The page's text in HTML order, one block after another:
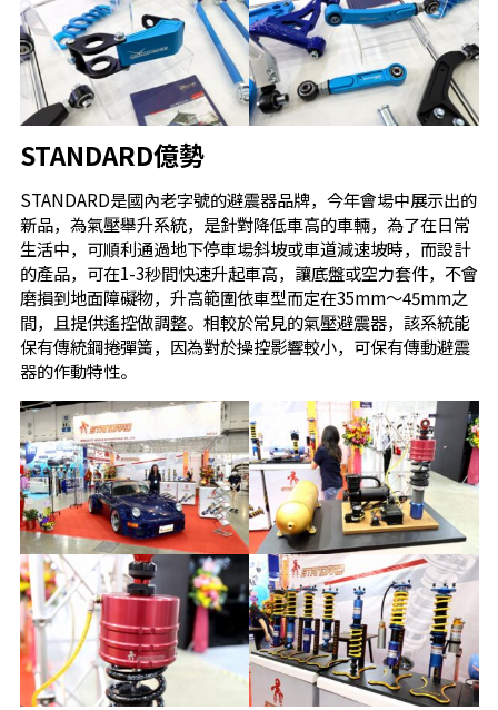
STANDARD億勢
STANDARD是國內老字號的避震器品牌，今年會場中展示出的
新品，為氣壓舉升系統，是針對降低車高的車輛，為了在日常
生活中，可順利通過地下停車場斜坡或車道減速坡時，而設計
的產品，可在1-3秒間快速升起車高，讓底盤或空力套件，不會
磨損到地面障礙物，升高範圍依車型而定在35mm～45mm之
間，且提供遙控做調整。相較於常見的氣壓避震器，該系統能
保有傳統鋼捲彈簧，因為對於操控影響較小，可保有傳動避震
器的作動特性。